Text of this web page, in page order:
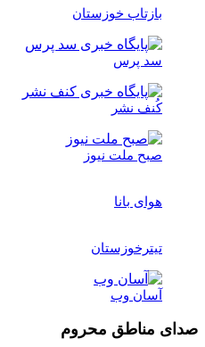
بازتاب خوزستان
سد پرس
کُنف نشر
صبح ملت نیوز
هوای بانا
تیترخوزستان
آسان وب
صدای مناطق محروم